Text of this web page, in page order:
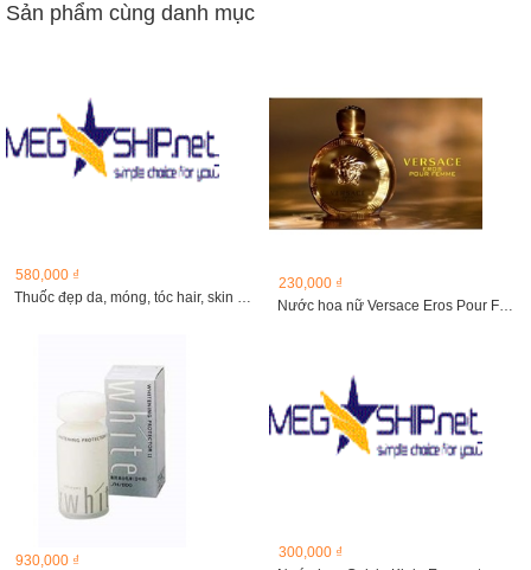
Sản phẩm cùng danh mục
580,000 ₫
230,000 ₫
Nước hoa nữ Versace Eros Pour Femme
930,000 ₫
300,000 ₫